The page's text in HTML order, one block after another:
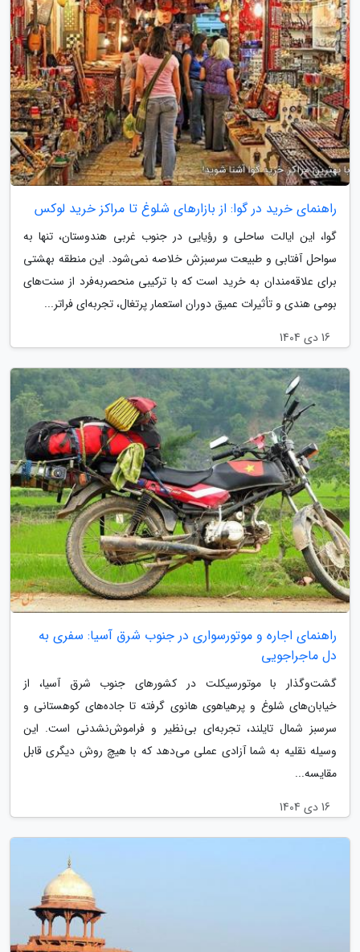
راهنمای خرید در گوا: از بازارهای شلوغ تا مراکز خرید لوکس
گوا، این ایالت ساحلی و رؤیایی در جنوب غربی هندوستان، تنها به
سواحل آفتابی و طبیعت سرسبزش خلاصه نمی‌شود. این منطقه بهشتی
برای علاقه‌مندان به خرید است که با ترکیبی منحصربه‌فرد از سنت‌های
بومی هندی و تأثیرات عمیق دوران استعمار پرتغال، تجربه‌ای فراتر...
16 دی 1404
راهنمای اجاره و موتورسواری در جنوب شرق آسیا: سفری به
دل ماجراجویی
گشت‌وگذار با موتورسیکلت در کشورهای جنوب شرق آسیا، از
خیابان‌های شلوغ و پرهیاهوی هانوی گرفته تا جاده‌های کوهستانی و
سرسبز شمال تایلند، تجربه‌ای بی‌نظیر و فراموش‌نشدنی است. این
وسیله نقلیه به شما آزادی عملی می‌دهد که با هیچ روش دیگری قابل
مقایسه...
16 دی 1404